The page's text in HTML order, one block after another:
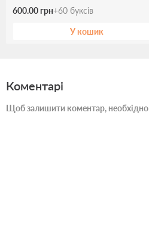
600.00 грн+60 буксів
У кошик
Коментарі
Щоб залишити коментар, необхідно